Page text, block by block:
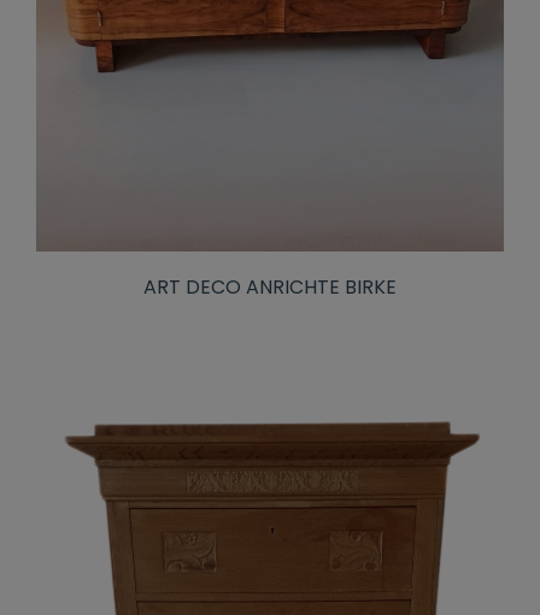
ART DECO ANRICHTE BIRKE